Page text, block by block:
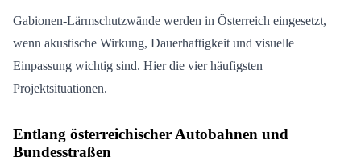
Gabionen-Lärmschutzwände werden in Österreich eingesetzt,
wenn akustische Wirkung, Dauerhaftigkeit und visuelle
Einpassung wichtig sind. Hier die vier häufigsten
Projektsituationen.
Entlang österreichischer Autobahnen und
Bundesstraßen